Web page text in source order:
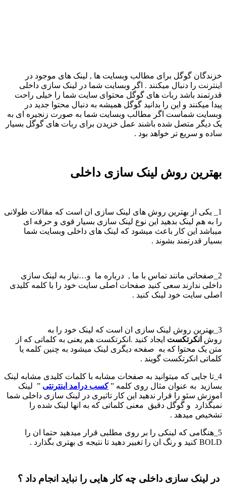
خزندگان گوگل برای مطالب وبسایت ها , لینک های موجود در
اینترنت را دنبال میکنند . اگر وبسایت شما در لینک سازی داخلی
قدرتمند باشد ربات های گوگل محتوای سایت شما را خیلی راحت
پیدا میکنند و این را بدانید گوگل همیشه به دنبال محتوا جدید در
وبسایت شماست اگر مطالب وبسایت شما به صورت زنجیره ای به
یک دیگر متصل شده باشند عمل خزیدن برای ربات های گوگل بسیار
ساده و سریع تر خواهد بود .
بهترین روش لینک سازی داخلی
1_ یکی از بهترین روش های لینک سازی ان است که مقالات طولانی
را به هم لینک بدهید این نوع لینک سازی بسیار قوی و حرفه ای
میباشد این کار باعث میشود که لینک های داخلی وبسایت شما
بسیار قدرتمند بشوند .
2_صفحاتی مانند تماس با ما , درباره ما و…نیاز به لینک سازی
داخلی ندارند سعی کنید صفحات اصلی سایت خود را با کلمه کلیدی
اصلی سایت خود لینک کنید .
3_بهترین روش لینک سازی ان است که لینک خود را به
روش انکرتکست ایجاد کنید .انکرتکست هم یعنی به کلماتی که از
متن یک محتوا که به صفحه دیگری لینک میشود به چنین کلمه یا
کلماتی انکرتکست گویند .
4_تا جایی که میتوانید به صفحات مشابه با کلمات کلیدی مشابه لینک
بسازید به عنوان مثال روی کلمه ”کسب درامد اینترنتی ” لینک
اموزش سئو را قرار ندهید این کار تاثیری در لینک سازی داخلی شما
نمیگذارد و گوگل دقیق معنی کلماتی که به انها لینک شده را
تشخیص میدهد .
5_هنگامی که لینکی را بر روی مطلبی قرار میدهید حتما ان را
BOLD کنید و رنگ ان را تغییر دهید تا نتیجه ی بهتری بگذارد .
در لینک سازی داخلی چه کار هایی را نباید انجام داد ؟